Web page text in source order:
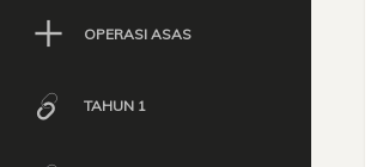
OPERASI ASAS
TAHUN 1